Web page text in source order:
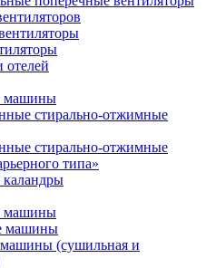
отелей
машины
стирально-отжимные
стирально-отжимные
типа»
каландры
машины
машины
(сушильная и